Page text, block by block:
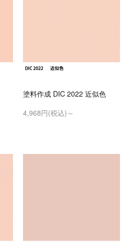
塗料作成 DIC 2022 近似色
4,968円(税込)～